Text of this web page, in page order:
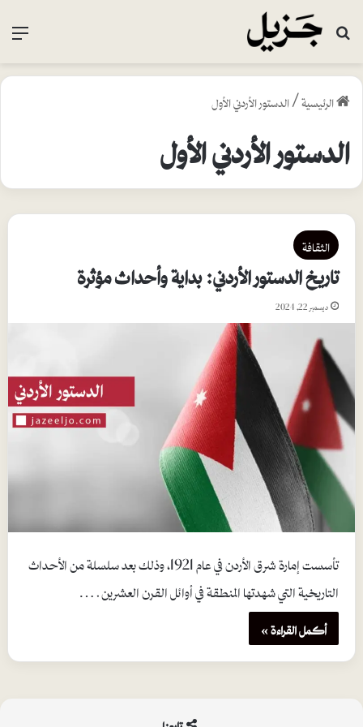
بحث عن
الرئيسية/الدستور الأردني الأول
الدستور الأردني الأول
الثقافة
تاريخ الدستور الأردني: بداية وأحداث مؤثرة
ديسمبر 22, 2024
تأسست إمارة شرق الأردن في عام 1921، وذلك بعد سلسلة من الأحداث
التاريخية التي شهدتها المنطقة في أوائل القرن العشرين.…
أكمل القراءة »